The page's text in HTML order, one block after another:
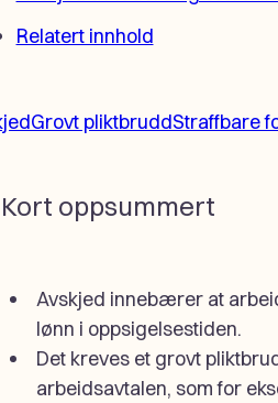
Relatert innhold
Grovt pliktbruddStraffbare
Kort oppsummert
Avskjed innebærer at
lønn i oppsigelsestiden.
Det kreves et grovt
arbeidsavtalen, som for